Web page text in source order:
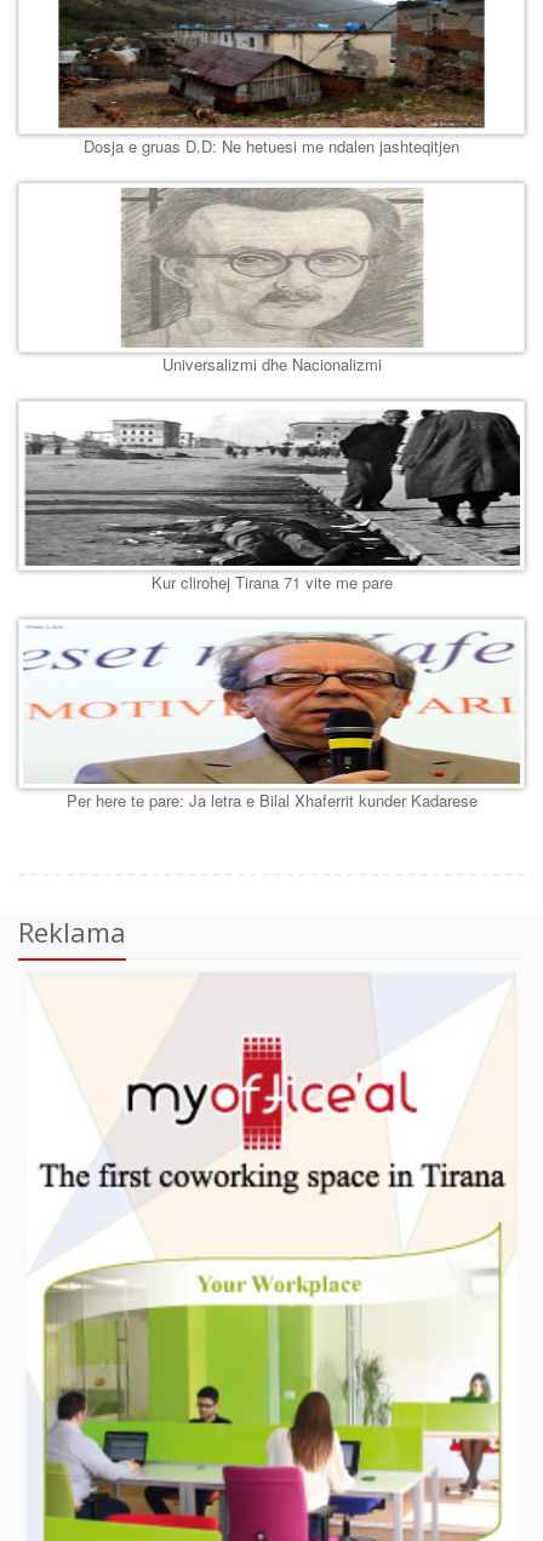
Dosja e gruas D.D: Ne hetuesi me ndalen jashteqitjen
Universalizmi dhe Nacionalizmi
Kur clirohej Tirana 71 vite me pare
Per here te pare: Ja letra e Bilal Xhaferrit kunder Kadarese
Reklama